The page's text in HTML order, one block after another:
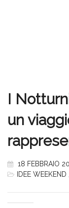
I
un
18 FEBBRAIO
IDEE WEEKEND